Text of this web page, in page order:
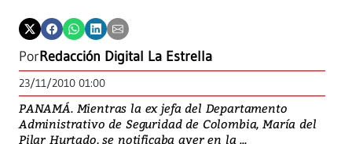
PorRedacción Digital La Estrella
23/11/2010 01:00
PANAMÁ. Mientras la ex jefa del Departamento
Administrativo de Seguridad de Colombia, María del
Pilar Hurtado, se notificaba ayer en la ...